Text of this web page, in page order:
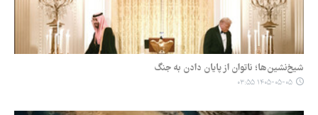
شیخ‌نشین‌ها؛ ناتوان از پایان دادن به جنگ
۱۴۰۵-۰۵-۰۵ ۰۳:۵۵